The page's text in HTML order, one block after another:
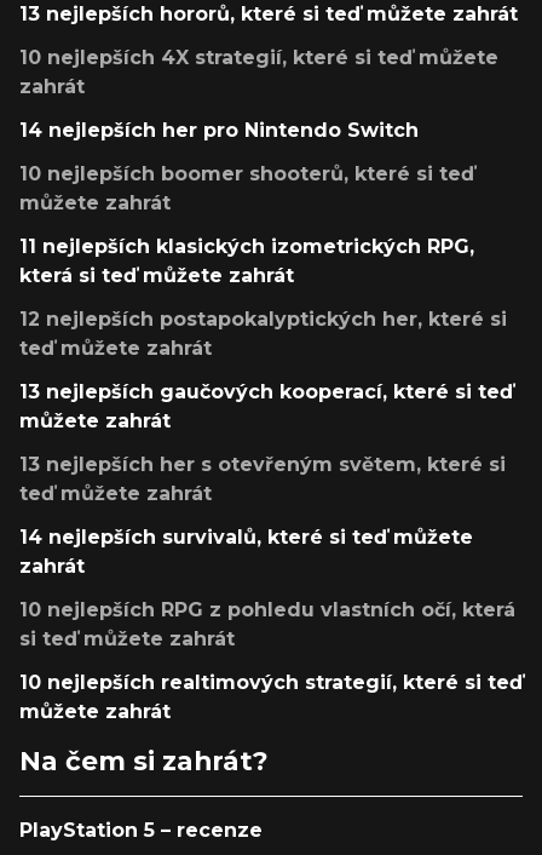
13 nejlepších hororů, které si teď můžete zahrát
10 nejlepších 4X strategií, které si teď můžete
zahrát
14 nejlepších her pro Nintendo Switch
10 nejlepších boomer shooterů, které si teď
můžete zahrát
11 nejlepších klasických izometrických RPG,
která si teď můžete zahrát
12 nejlepších postapokalyptických her, které si
teď můžete zahrát
13 nejlepších gaučových kooperací, které si teď
můžete zahrát
13 nejlepších her s otevřeným světem, které si
teď můžete zahrát
14 nejlepších survivalů, které si teď můžete
zahrát
10 nejlepších RPG z pohledu vlastních očí, která
si teď můžete zahrát
10 nejlepších realtimových strategií, které si teď
můžete zahrát
Na čem si zahrát?
PlayStation 5 – recenze